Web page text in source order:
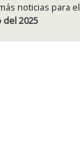
noticias para el
del 2025